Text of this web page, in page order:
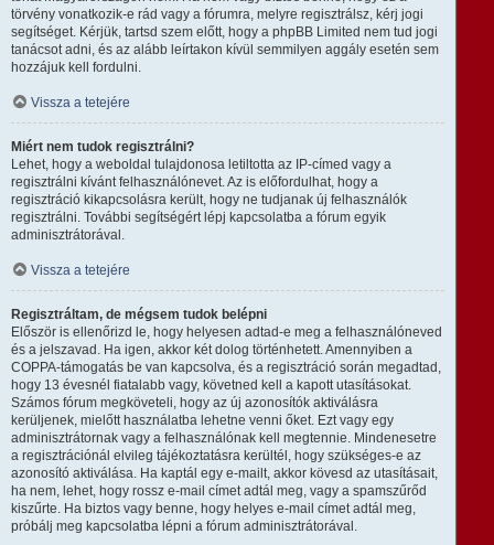
törvény vonatkozik-e rád vagy a fórumra, melyre regisztrálsz, kérj jogi
segítséget. Kérjük, tartsd szem előtt, hogy a phpBB Limited nem tud jogi
tanácsot adni, és az alább leírtakon kívül semmilyen aggály esetén sem
hozzájuk kell fordulni.
Vissza a tetejére
Miért nem tudok regisztrálni?
Lehet, hogy a weboldal tulajdonosa letiltotta az IP-címed vagy a
regisztrálni kívánt felhasználónevet. Az is előfordulhat, hogy a
regisztráció kikapcsolásra került, hogy ne tudjanak új felhasználók
regisztrálni. További segítségért lépj kapcsolatba a fórum egyik
adminisztrátorával.
Vissza a tetejére
Regisztráltam, de mégsem tudok belépni
Először is ellenőrizd le, hogy helyesen adtad-e meg a felhasználóneved
és a jelszavad. Ha igen, akkor két dolog történhetett. Amennyiben a
COPPA-támogatás be van kapcsolva, és a regisztráció során megadtad,
hogy 13 évesnél fiatalabb vagy, követned kell a kapott utasításokat.
Számos fórum megköveteli, hogy az új azonosítók aktiválásra
kerüljenek, mielőtt használatba lehetne venni őket. Ezt vagy egy
adminisztrátornak vagy a felhasználónak kell megtennie. Mindenesetre
a regisztrációnál elvileg tájékoztatásra kerültél, hogy szükséges-e az
azonosító aktiválása. Ha kaptál egy e-mailt, akkor kövesd az utasításait,
ha nem, lehet, hogy rossz e-mail címet adtál meg, vagy a spamszűrőd
kiszűrte. Ha biztos vagy benne, hogy helyes e-mail címet adtál meg,
próbálj meg kapcsolatba lépni a fórum adminisztrátorával.